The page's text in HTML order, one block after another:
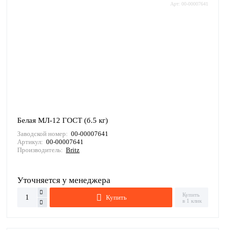
Арт: 00-00007641
Белая МЛ-12 ГОСТ (б.5 кг)
Заводской номер: 00-00007641
Артикул: 00-00007641
Производитель: Britz
Уточняется у менеджера
Купить
Купить
в 1 клик